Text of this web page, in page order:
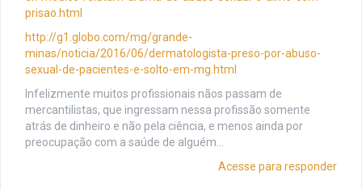
prisao.html
http://g1.globo.com/mg/grande-
minas/noticia/2016/06/dermatologista-preso-por-abuso-
sexual-de-pacientes-e-solto-em-mg.html
Infelizmente muitos profissionais nãos passam de
mercantilistas, que ingressam nessa profissão somente
atrás de dinheiro e não pela ciência, e menos ainda por
preocupação com a saúde de alguém…
Acesse para responder